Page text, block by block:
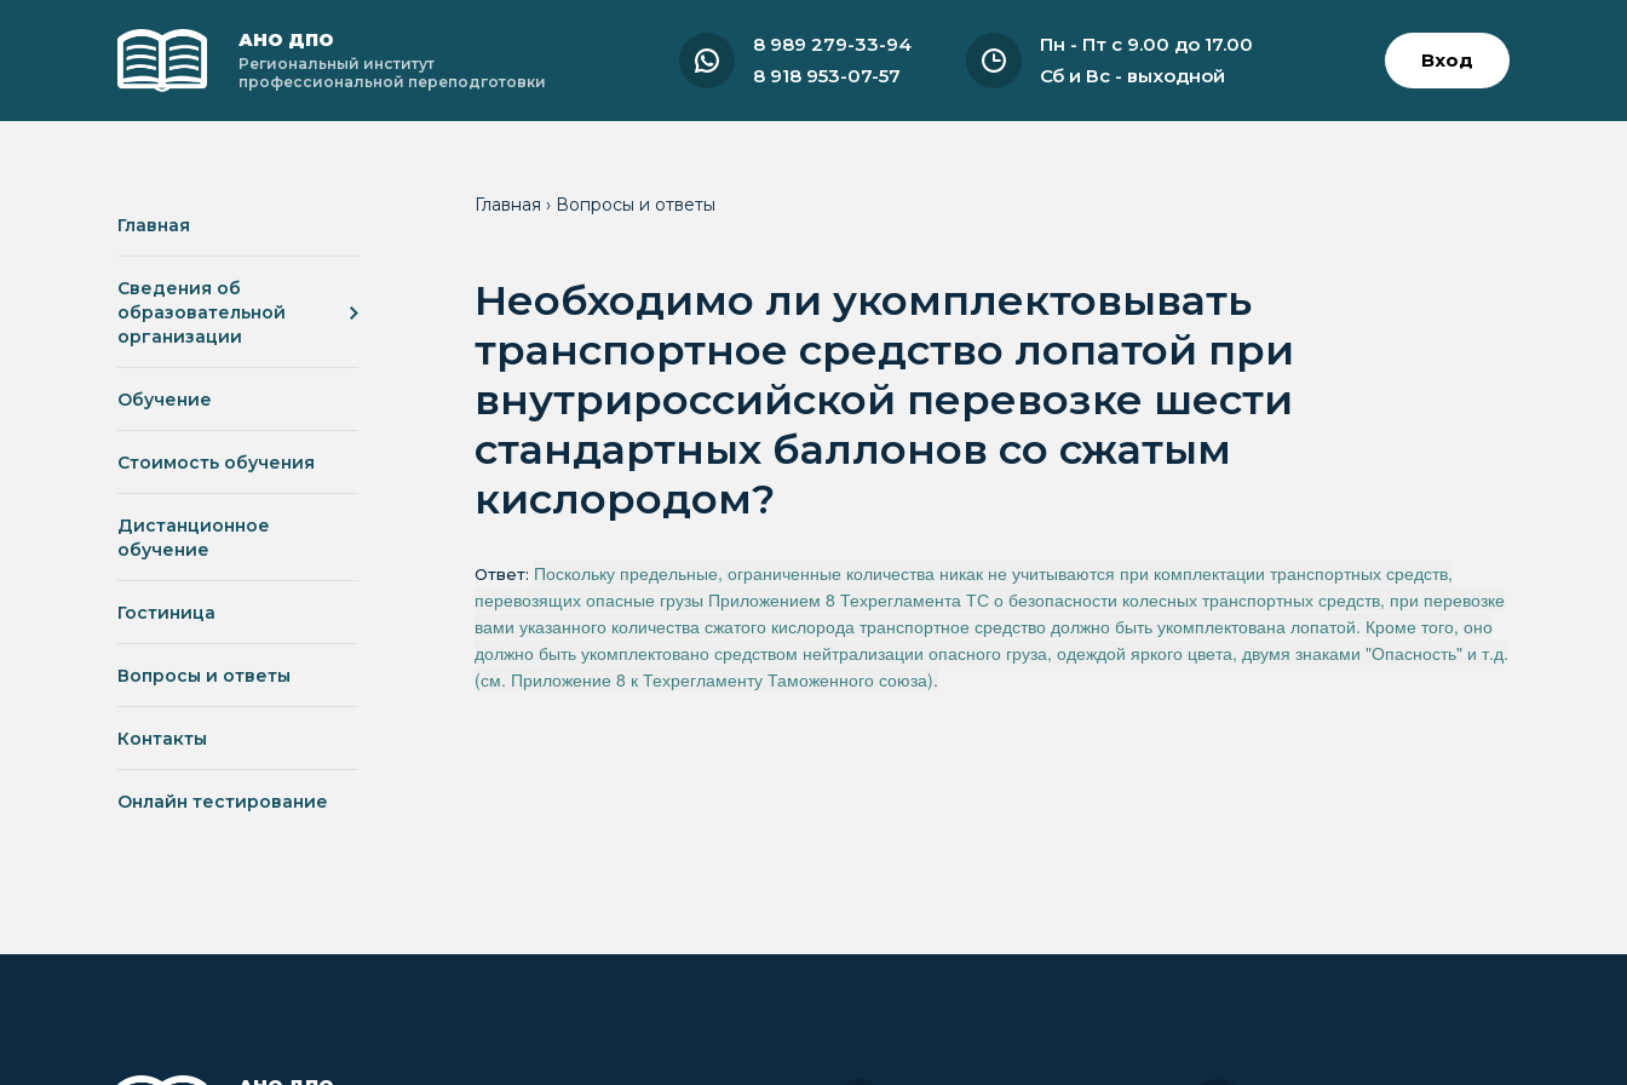
АНО ДПО
Региональный институт
профессиональной переподготовки
8 989 279-33-94
8 918 953-07-57
Пн - Пт с 9.00 до 17.00
Сб и Вс - выходной
Вход
Главная
Сведения об
образовательной
организации
Обучение
Стоимость обучения
Дистанционное
обучение
Гостиница
Вопросы и ответы
Контакты
Онлайн тестирование
Главная › Вопросы и ответы
Необходимо ли укомплектовывать
транспортное средство лопатой при
внутрироссийской перевозке шести
стандартных баллонов со сжатым
кислородом?
Ответ: Поскольку предельные, ограниченные количества никак не учитываются при комплектации транспортных средств,
перевозящих опасные грузы Приложением 8 Техрегламента ТС о безопасности колесных транспортных средств, при перевозке
вами указанного количества сжатого кислорода транспортное средство должно быть укомплектована лопатой. Кроме того, оно
должно быть укомплектовано средством нейтрализации опасного груза, одеждой яркого цвета, двумя знаками "Опасность" и т.д.
(см. Приложение 8 к Техрегламенту Таможенного союза).